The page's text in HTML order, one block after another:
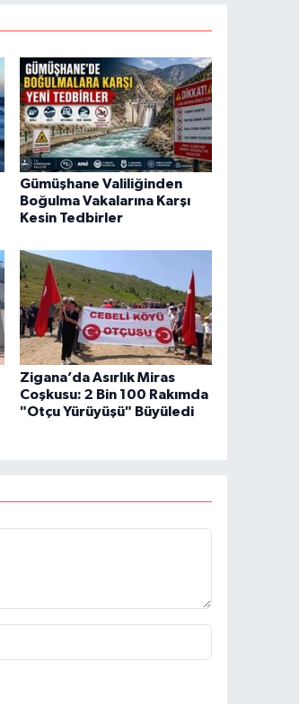
Gümüşhane Valiliğinden
Boğulma Vakalarına Karşı
Kesin Tedbirler
Zigana’da Asırlık Miras
Coşkusu: 2 Bin 100 Rakımda
"Otçu Yürüyüşü" Büyüledi